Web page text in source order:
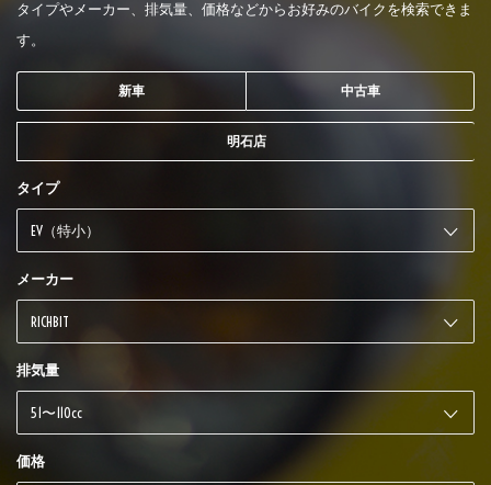
タイプやメーカー、排気量、価格などからお好みのバイクを検索できま
す。
新車 中古車
明石店
タイプ
メーカー
排気量
価格